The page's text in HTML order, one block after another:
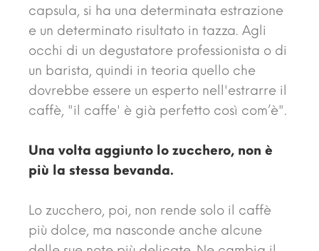
capsula, si ha una determinata estrazione
e un determinato risultato in tazza. Agli
occhi di un degustatore professionista o di
un barista, quindi in teoria quello che
dovrebbe essere un esperto nell'estrarre il
caffè, "il caffe' è già perfetto così com’è".
Una volta aggiunto lo zucchero, non è
più la stessa bevanda.
Lo zucchero, poi, non rende solo il caffè
più dolce, ma nasconde anche alcune